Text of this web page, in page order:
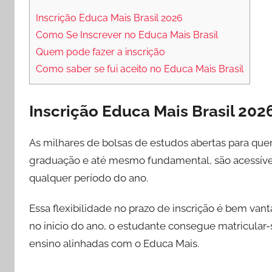
Inscrição Educa Mais Brasil 2026
Como Se Inscrever no Educa Mais Brasil
Quem pode fazer a inscrição
Como saber se fui aceito no Educa Mais Brasil
Inscrição Educa Mais Brasil
As milhares de bolsas de estudos abertas para
graduação e até mesmo fundamental, são
qualquer período do ano.
Essa flexibilidade no prazo de inscrição é bem
no inicio do ano, o estudante consegue
ensino alinhadas com o Educa Mais.